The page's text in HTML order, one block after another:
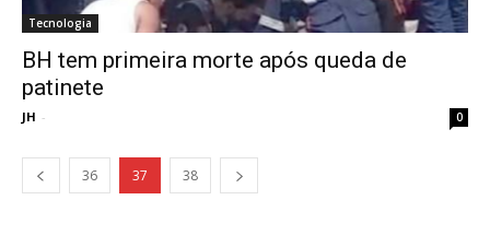
Tecnologia
BH tem primeira morte após queda de
patinete
JH - 0
36 37 38